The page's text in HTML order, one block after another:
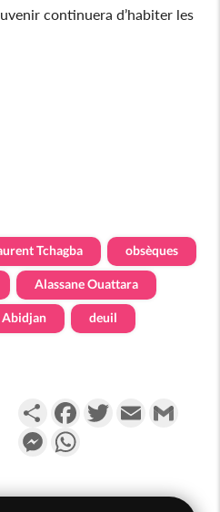
continuera d’habiter les
Tchagba obsèques
Alassane Ouattara
Abidjan deuil
PartagerFacebookTwitterEmail
Messenger